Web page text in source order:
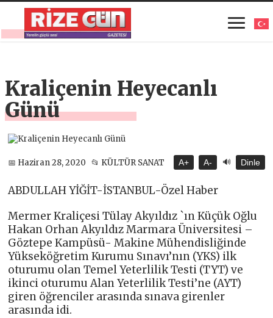
Kraliçenin Heyecanlı
Günü
📅 Haziran 28, 2020 📂 KÜLTÜR SANAT A+ A- 🔊 Dinle
ABDULLAH YİĞİT-İSTANBUL-Özel Haber
Mermer Kraliçesi Tülay Akyıldız `ın Küçük Oğlu
Hakan Orhan Akyıldız Marmara Üniversitesi –
Göztepe Kampüsü- Makine Mühendisliğinde
Yükseköğretim Kurumu Sınavı’nın (YKS) ilk
oturumu olan Temel Yeterlilik Testi (TYT) ve
ikinci oturumu Alan Yeterlilik Testi’ne (AYT)
giren öğrenciler arasında sınava girenler
arasında idi.